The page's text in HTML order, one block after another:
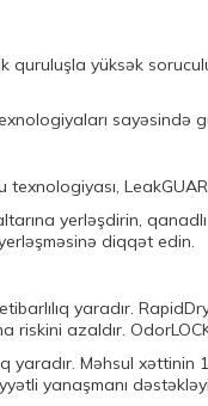
yüksək
yerləşdirin,
diqqət edin.
yaradır.
azaldır.
yaradır. Məhsul
yanaşmanı